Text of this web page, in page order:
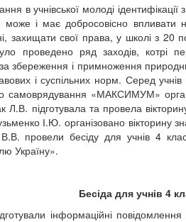
в учнівської молоді
може і має добросовісно впливати
захищати свої права, у школі з
проведено ряд заходів, котрі
за збереження і примноження
і суспільних норм. Серед
самоврядування «МАКСИМУМ»
Л.В. підготувала та провела
І.Ю. організовано вікторину
провели бесіду для учнів 4
Україну».
Бесіда для учнів 4
інформаційні